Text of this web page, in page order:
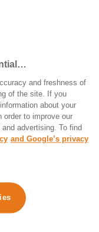
ancien
and freshness of
of the site. If you
about your
to improve our
advertising. To find
and Google’s privacy